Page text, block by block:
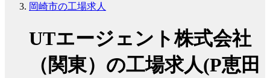
岡崎市の工場求人
UTエージェント株式会社
（関東）の工場求人(P恵田